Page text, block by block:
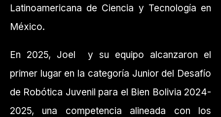
Latinoamericana de Ciencia y Tecnología en
México.
En 2025, Joel y su equipo alcanzaron el
primer lugar en la categoría Junior del Desafío
de Robótica Juvenil para el Bien Bolivia 2024-
2025, una competencia alineada con los